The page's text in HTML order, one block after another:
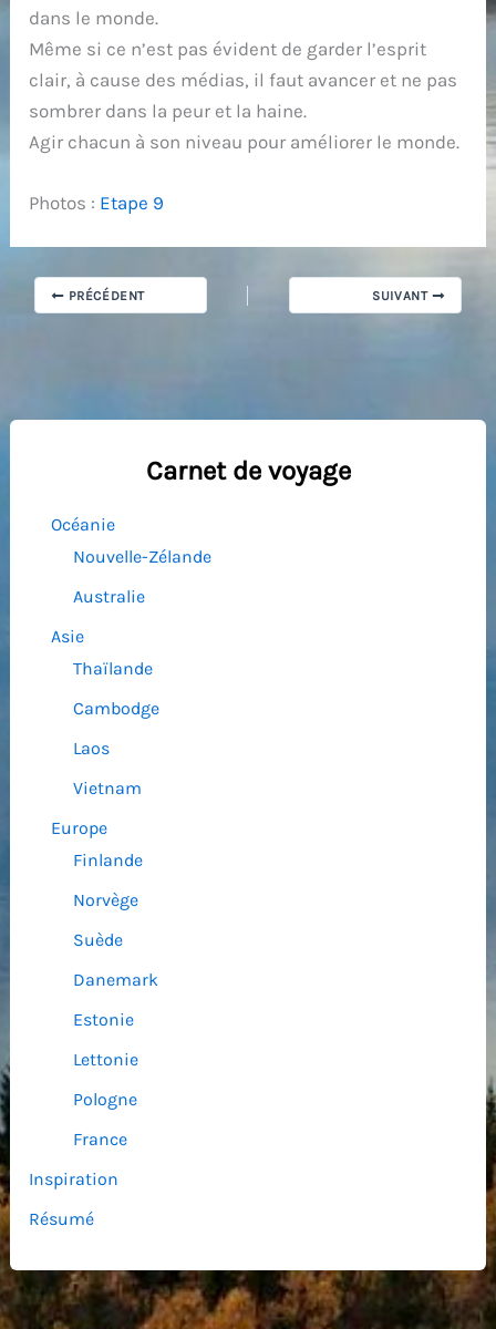
Carnet de voyage
Océanie
Nouvelle-Zélande
Australie
Asie
Thaïlande
Cambodge
Laos
Vietnam
Europe
Finlande
Norvège
Suède
Danemark
Estonie
Lettonie
Pologne
France
Inspiration
Résumé
dans le monde.
Même si ce n’est pas évident de garder l’esprit
clair, à cause des médias, il faut avancer et ne pas
sombrer dans la peur et la haine.
Agir chacun à son niveau pour améliorer le monde.
Photos : Etape 9
PRÉCÉDENT SUIVANT